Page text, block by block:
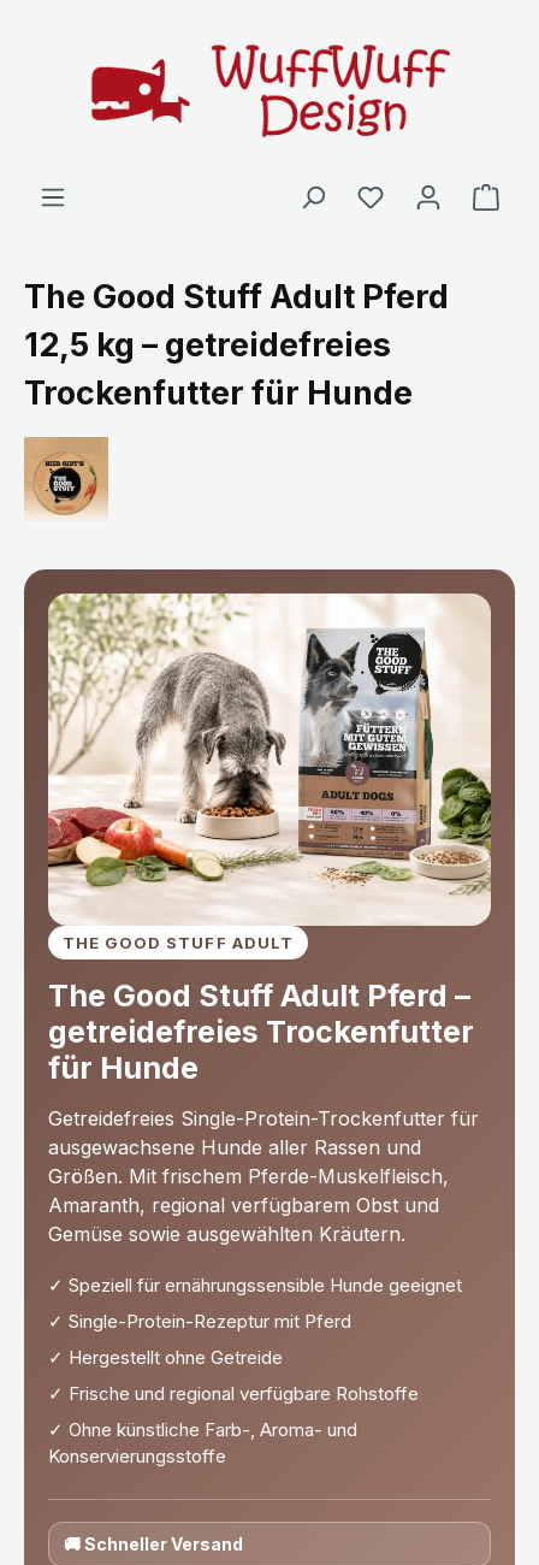
The Good Stuff Adult Pferd
12,5 kg – getreidefreies
Trockenfutter für Hunde
THE GOOD STUFF ADULT
The Good Stuff Adult Pferd –
getreidefreies Trockenfutter
für Hunde
Getreidefreies Single-Protein-Trockenfutter für
ausgewachsene Hunde aller Rassen und
Größen. Mit frischem Pferde-Muskelfleisch,
Amaranth, regional verfügbarem Obst und
Gemüse sowie ausgewählten Kräutern.
✓ Speziell für ernährungssensible Hunde geeignet
✓ Single-Protein-Rezeptur mit Pferd
✓ Hergestellt ohne Getreide
✓ Frische und regional verfügbare Rohstoffe
✓ Ohne künstliche Farb-, Aroma- und
Konservierungsstoffe
🚚 Schneller Versand